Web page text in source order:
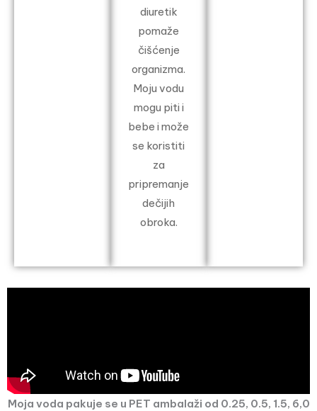
diuretik
pomaže
čišćenje
organizma.
Moju vodu
mogu piti i
bebe i može
se koristiti
za
pripremanje
dečijih
obroka.
Moja voda pakuje se u PET ambalaži od 0.25, 0.5, 1.5, 6,0